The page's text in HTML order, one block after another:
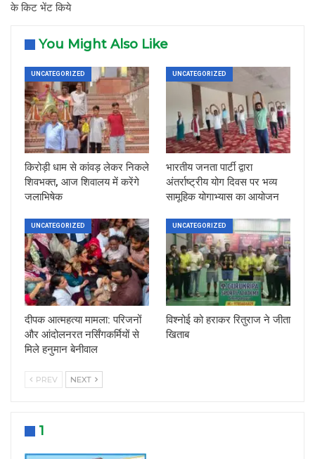
के किट भेंट किये
You Might Also Like
UNCATEGORIZED
किरोड़ी धाम से कांवड़ लेकर निकले
शिवभक्त, आज शिवालय में करेंगे
जलाभिषेक
UNCATEGORIZED
भारतीय जनता पार्टी द्वारा
अंतर्राष्ट्रीय योग दिवस पर भव्य
सामूहिक योगाभ्यास का आयोजन
UNCATEGORIZED
दीपक आत्महत्या मामला: परिजनों
और आंदोलनरत नर्सिंगकर्मियों से
मिले हनुमान बेनीवाल
UNCATEGORIZED
विश्नोई को हराकर रितुराज ने जीता
खिताब
PREV NEXT
1